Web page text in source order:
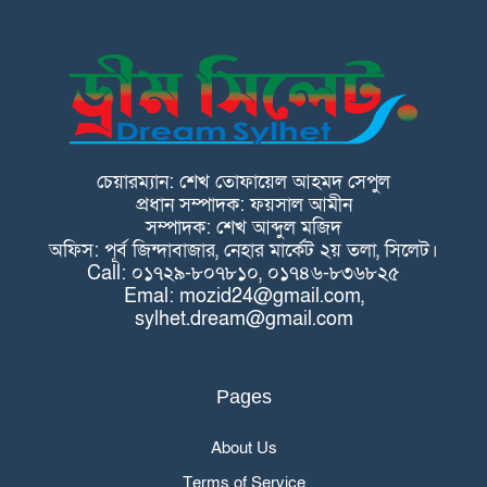
চেয়ারম্যান: শেখ তোফায়েল আহমদ সেপুল
প্রধান সম্পাদক: ফয়সাল আমীন
সম্পাদক: শেখ আব্দুল মজিদ
অফিস: পূর্ব জিন্দাবাজার, নেহার মার্কেট ২য় তলা, সিলেট।
Call: ০১৭২৯-৮০৭৮১০, ০১৭৪৬-৮৩৬৮২৫
Emal: mozid24@gmail.com,
sylhet.dream@gmail.com
Pages
About Us
Terms of Service